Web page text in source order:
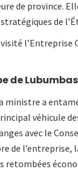
de province.
de
l’Entreprise
de
ministre a
véhicule
avec le
de l’entreprise,
retombées